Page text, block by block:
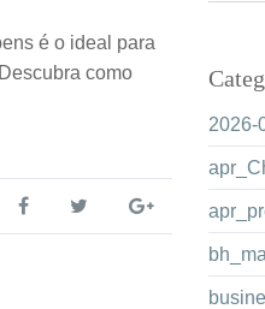
é o ideal para
como
2026-